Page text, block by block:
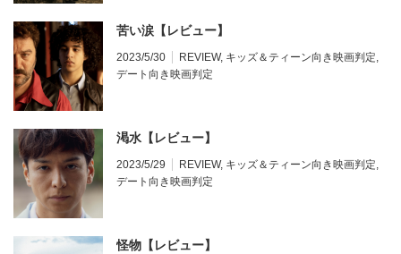
苦い涙【レビュー】
2023/5/30 REVIEW, キッズ＆ティーン向き映画判定
デート向き映画判定
渇水【レビュー】
2023/5/29 REVIEW, キッズ＆ティーン向き映画判定
デート向き映画判定
怪物【レビュー】